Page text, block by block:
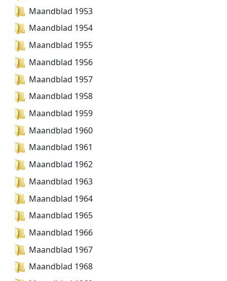
Maandblad 1953
Maandblad 1954
Maandblad 1955
Maandblad 1956
Maandblad 1957
Maandblad 1958
Maandblad 1959
Maandblad 1960
Maandblad 1961
Maandblad 1962
Maandblad 1963
Maandblad 1964
Maandblad 1965
Maandblad 1966
Maandblad 1967
Maandblad 1968